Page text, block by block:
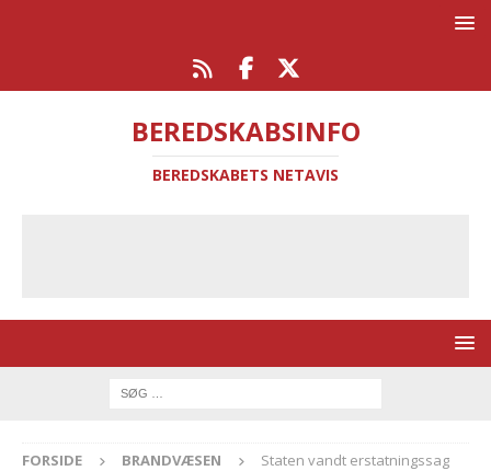
BEREDSKABSINFO
BEREDSKABETS NETAVIS
FORSIDE BRANDVÆSEN
Staten vandt erstatningssag